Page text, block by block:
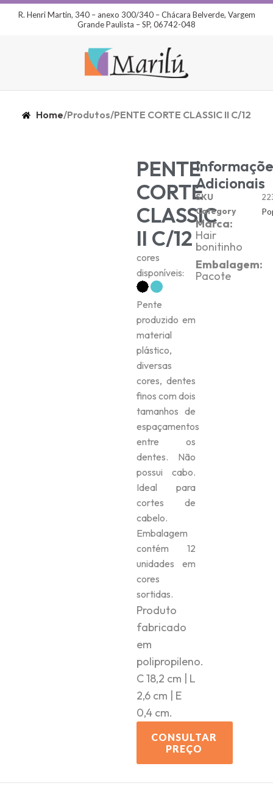
R. Henri Martin, 340 – anexo 300/340 – Chácara Belverde, Vargem
Grande Paulista – SP, 06742-048
Home/Produtos/PENTE CORTE CLASSIC II C/12
PENTE
CORTE
CLASSIC
II C/12
cores
disponíveis:
Pente
produzido em
material
plástico,
diversas
cores, dentes
finos com dois
tamanhos de
espaçamentos
entre os
dentes. Não
possui cabo.
Ideal para
cortes de
cabelo.
Embalagem
contém 12
unidades em
cores
sortidas.
Produto
fabricado
em
polipropileno.
C 18,2 cm | L
2,6 cm | E
0,4 cm.
CONSULTAR
PREÇO
Adicionais
SKU
Category
Marca:
Hair
bonitinho
Embalagem:
Pacote